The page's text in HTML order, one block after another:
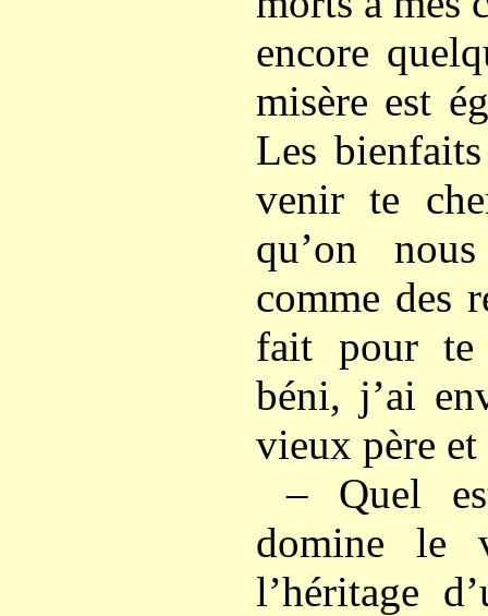
encore
misère est
Les
venir te
qu’on
comme des
fait pour
béni, j’ai
vieux père et
– Quel
domine le
l’héritage